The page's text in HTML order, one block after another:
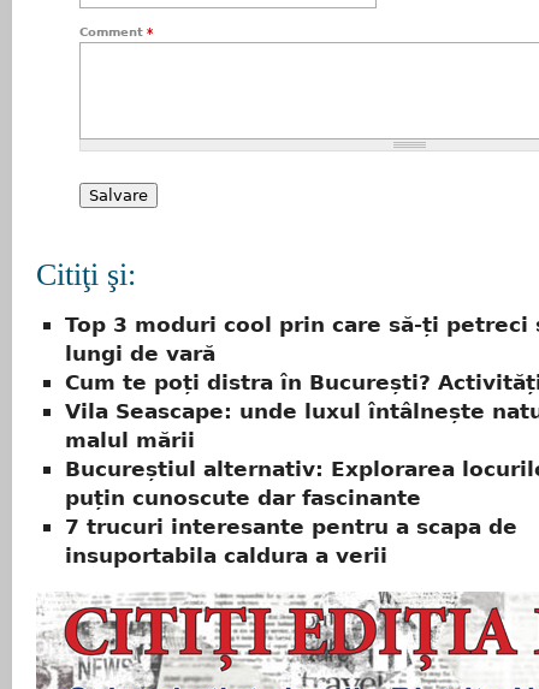
Comment *
Citiţi şi:
Top 3 moduri cool prin care să-ți petreci
lungi de vară
Cum te poți distra în București?
Vila Seascape: unde luxul întâlnește
malul mării
Bucureștiul alternativ: Explorarea
puțin cunoscute dar fascinante
7 trucuri interesante pentru a scapa de
insuportabila caldura a verii